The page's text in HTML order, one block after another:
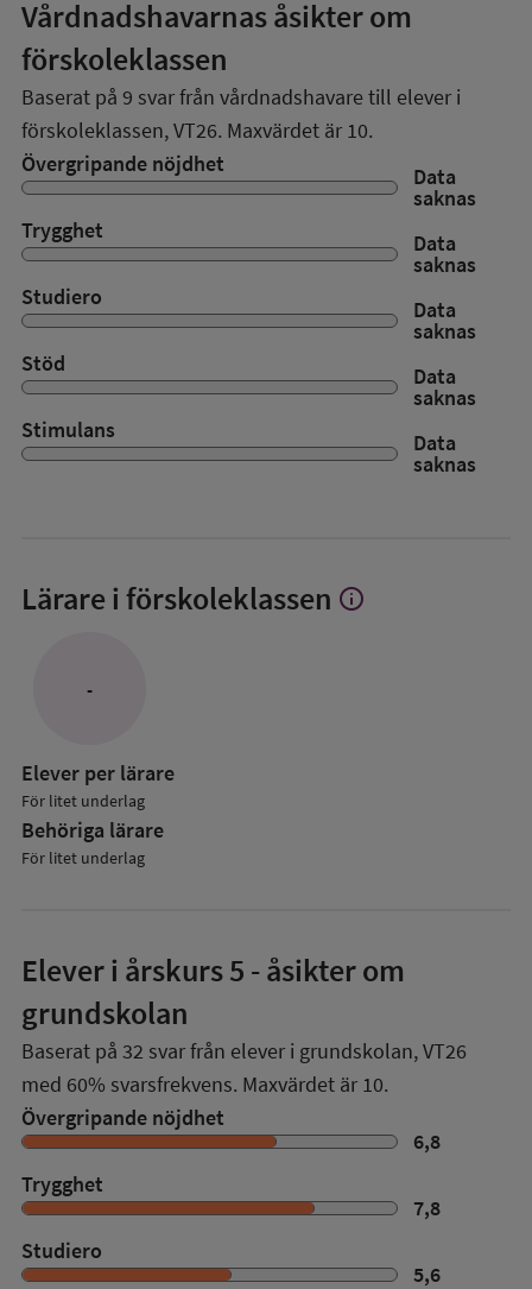
Vårdnadshavarnas åsikter om
förskoleklassen
Baserat på 9 svar från vårdnadshavare till elever i
förskoleklassen,VT26. Maxvärdet är 10.
Övergripande nöjdhet
Data
saknas
Trygghet
Data
saknas
Studiero
Data
saknas
Stöd
Data
saknas
Stimulans
Data
saknas
Lärare i förskoleklassen Visa
info
-
Elever per lärare
För litet underlag
Behöriga lärare
För litet underlag
Elever i årskurs 5 - åsikter om
grundskolan
Baserat på 32 svar från elever i grundskolan,VT26
med 60% svarsfrekvens. Maxvärdet är 10.
Övergripande nöjdhet
6,8
Trygghet
7,8
Studiero
5,6